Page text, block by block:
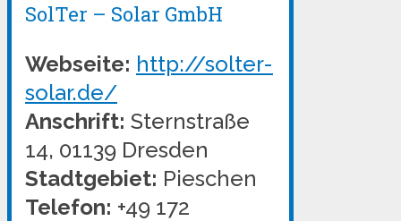
SolTer – Solar GmbH
Webseite: http://solter-
solar.de/
Anschrift: Sternstraße
14, 01139 Dresden
Stadtgebiet: Pieschen
Telefon: +49 172